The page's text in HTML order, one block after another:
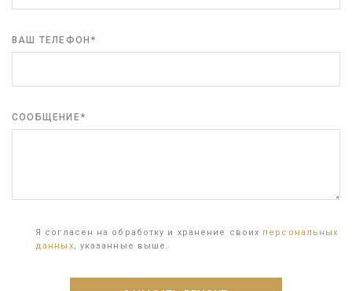
ВАШ ТЕЛЕФОН*
СООБЩЕНИЕ*
Я согласен на обработку и хранение своих персональных
данных, указанные выше.